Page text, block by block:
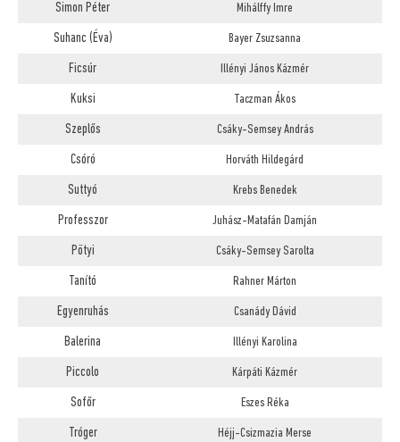
Simon Péter Mihálffy Imre
Suhanc (Éva) Bayer Zsuzsanna
Ficsúr Illényi János Kázmér
Kuksi Taczman Ákos
Szeplős Csáky-Semsey András
Csóró Horváth Hildegárd
Suttyó Krebs Benedek
Professzor Juhász-Matafán Damján
Pötyi Csáky-Semsey Sarolta
Tanító Rahner Márton
Egyenruhás Csanády Dávid
Balerina Illényi Karolina
Piccolo Kárpáti Kázmér
Sofőr Eszes Réka
Tróger Héjj-Csizmazia Merse